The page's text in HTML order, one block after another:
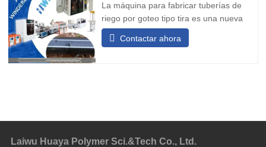
La máquina para fabricar tuberías de
riego por goteo tipo tira es una nueva
generación de equipos de alta velocidad
y pared delgada para la fabricación de
Contactar ahora
Laiwu Huaya Polymer Sci.&Tech Co., Ltd.